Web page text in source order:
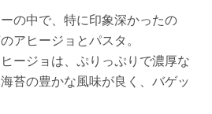
の中で、特に印象深かったの
アヒージョとパスタ。
ージョは、ぷりっぷりで濃厚な
苔の豊かな風味が良く、バゲッ